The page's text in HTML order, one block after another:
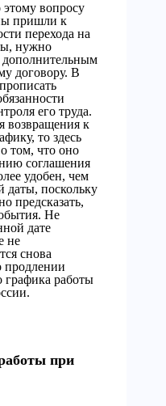
вопросу
пришли к
перехода на
нужно
дополнительным
договору. В
его труда.
возвращения к
то здесь
том, что оно
соглашения
удобен, чем
даты, поскольку
предсказать,
Не
дате
не
снова
продлении
графика работы
при